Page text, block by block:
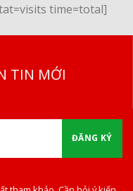
time=total]
TIN MỚI
ĐĂNG KÝ